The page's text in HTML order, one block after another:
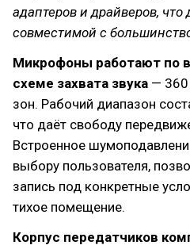
адаптеров и драйверов, что
совместимой с
Микрофоны работают по
схеме захвата звука — 360
зон. Рабочий диапазон
что даёт свободу
Встроенное
выбору пользователя,
запись под конкретные
тихое помещение.
Корпус передатчиков